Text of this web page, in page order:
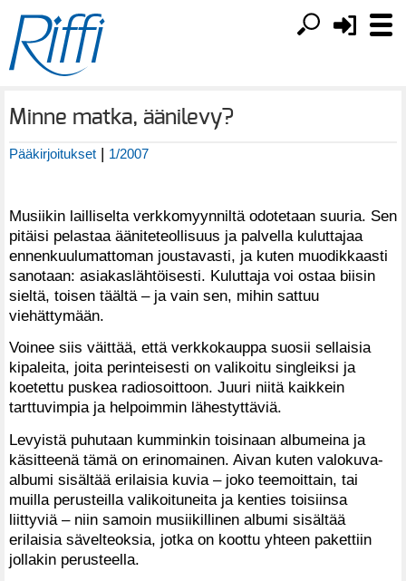
Minne matka, äänilevy?
Pääkirjoitukset | 1/2007
Musiikin lailliselta verkkomyynniltä odotetaan suuria. Sen
pitäisi pelastaa ääniteteollisuus ja palvella kuluttajaa
ennenkuulumattoman joustavasti, ja kuten muodikkaasti
sanotaan: asiakaslähtöisesti. Kuluttaja voi ostaa biisin
sieltä, toisen täältä – ja vain sen, mihin sattuu
viehättymään.
Voinee siis väittää, että verkkokauppa suosii sellaisia
kipaleita, joita perinteisesti on valikoitu singleiksi ja
koetettu puskea radiosoittoon. Juuri niitä kaikkein
tarttuvimpia ja helpoimmin lähestyttäviä.
Levyistä puhutaan kumminkin toisinaan albumeina ja
käsitteenä tämä on erinomainen. Aivan kuten valokuva-
albumi sisältää erilaisia kuvia – joko teemoittain, tai
muilla perusteilla valikoituneita ja kenties toisiinsa
liittyviä – niin samoin musiikillinen albumi sisältää
erilaisia sävelteoksia, jotka on koottu yhteen pakettiin
jollakin perusteella.